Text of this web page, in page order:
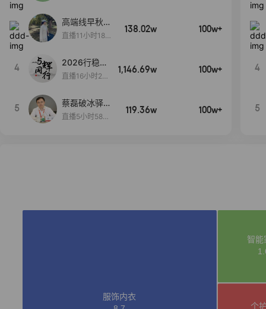
高端线早秋现
货首发
直播11小时18分
138.02w 100w+
4
2026行稳致
远
直播16小时20
1,146.69w 100w+
5
蔡磊破冰驿站
直播间好物分
直播5小时58分
119.36w 100w+
4
5